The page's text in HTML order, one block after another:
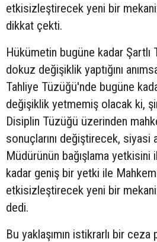
etkisizleştirecek yeni bir
dikkat çekti.
Hükümetin bugüne kadar Şartlı
dokuz değişiklik yaptığını
Tahliye Tüzüğü'nde bugüne
değişiklik yetmemiş olacak ki,
Disiplin Tüzüğü üzerinden
sonuçlarını değiştirecek, siyasi
Müdürünün bağışlama yetkisini
kadar geniş bir yetki ile
etkisizleştirecek yeni bir
dedi.
Bu yaklaşımın istikrarlı bir ceza